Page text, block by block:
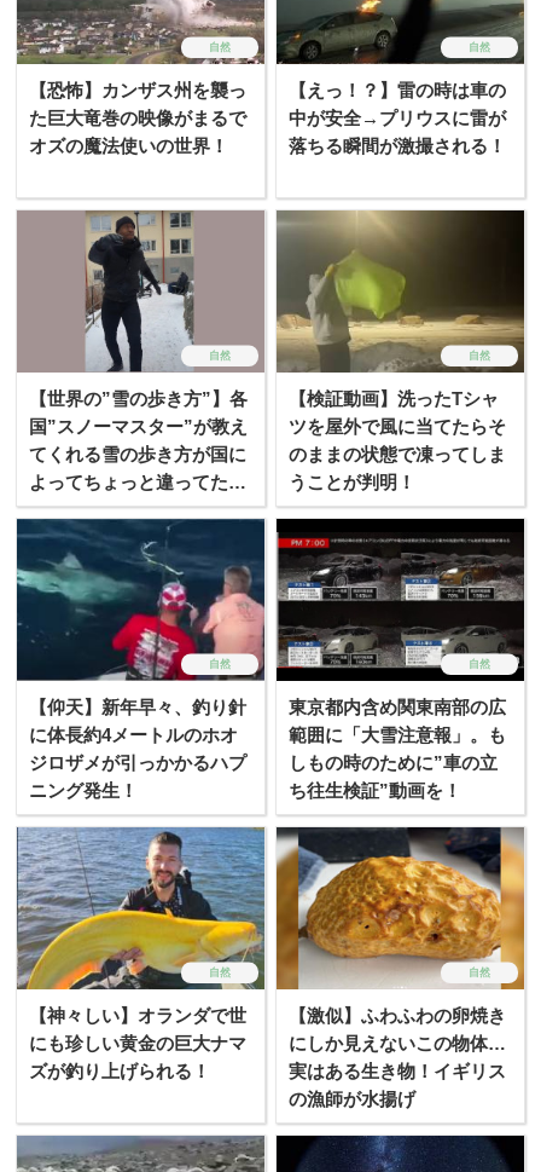
【恐怖】カンザス州を襲っ
た巨大竜巻の映像がまるで
オズの魔法使いの世界！
自然
【えっ！？】雷の時は車の
中が安全→プリウスに雷が
落ちる瞬間が激撮される！
自然
【世界の”雪の歩き方”】各
国”スノーマスター”が教え
てくれる雪の歩き方が国に
よってちょっと違ってため
になる！
自然
【検証動画】洗ったTシャ
ツを屋外で風に当てたらそ
のままの状態で凍ってしま
うことが判明！
自然
【仰天】新年早々、釣り針
に体長約4メートルのホオ
ジロザメが引っかかるハプ
ニング発生！
自然
東京都内含め関東南部の広
範囲に「大雪注意報」。も
しもの時のために”車の立
ち往生検証”動画を！
自然
【神々しい】オランダで世
にも珍しい黄金の巨大ナマ
ズが釣り上げられる！
自然
【激似】ふわふわの卵焼き
にしか見えないこの物体…
実はある生き物！イギリス
の漁師が水揚げ
自然